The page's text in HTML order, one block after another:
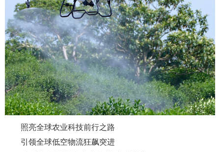
照亮全球农业科技前行之路
引领全球低空物流狂飙突进